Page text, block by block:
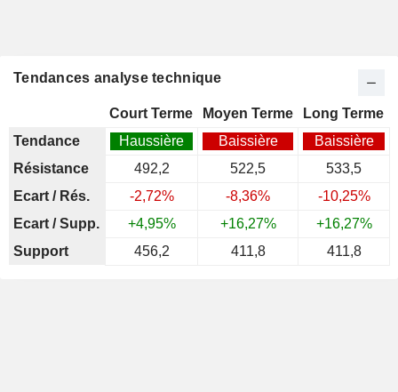
Tendances analyse technique
Court Terme Moyen Terme
Long Terme
Tendance
Haussière Baissière
Baissière
Résistance
492,2 522,5
533,5
Ecart / Rés.
-2,72% -8,36%
-10,25%
Ecart / Supp.
+4,95% +16,27%
+16,27%
Support
456,2 411,8 411,8